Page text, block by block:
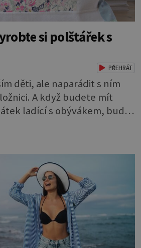
si polštářek s
PŘEHRÁT
děti, ale naparádit s ním
A když budete mít
ladící s obývákem, bude
bavlněných látek - 0,5 m
- duté vlákno na výplň
jednostranně nalepovacího
nebo nůžky Přední
V